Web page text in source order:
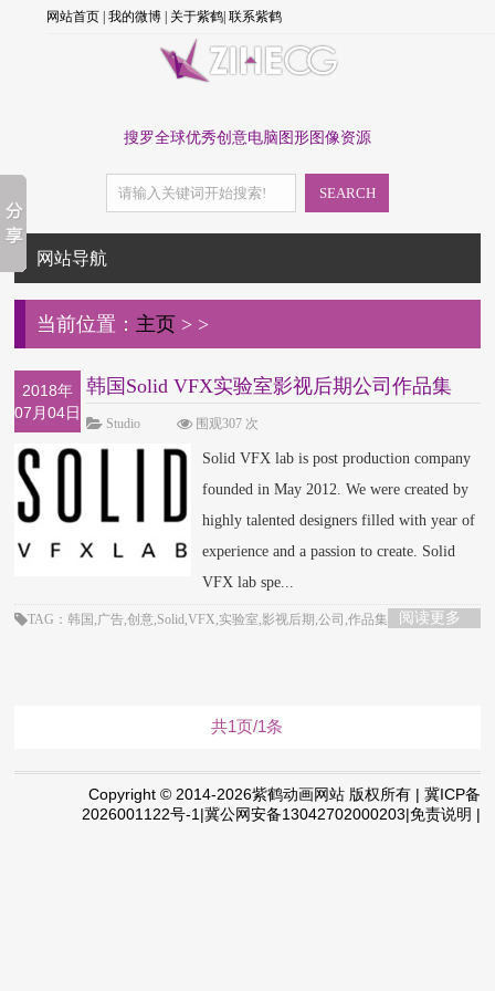
网站首页 我的微博 关于紫鹤 联系紫鹤
搜罗全球优秀创意电脑图形图像资源
SEARCH
网站导航
当前位置： 主页 > >
2018年
07月04日
韩国Solid VFX实验室影视后期公司作品集
Studio 围观307 次
Solid VFX lab is post production company
founded in May 2012. We were created by
highly talented designers filled with year of
experience and a passion to create. Solid
VFX lab spe...
阅读更多
TAG：韩国,广告,创意,Solid,VFX,实验室,影视后期,公司,作品集
共1页/1条
Copyright © 2014-2026紫鹤动画网站 版权所有 | 冀ICP备
2026001122号-1|冀公网安备13042702000203|免责说明 |